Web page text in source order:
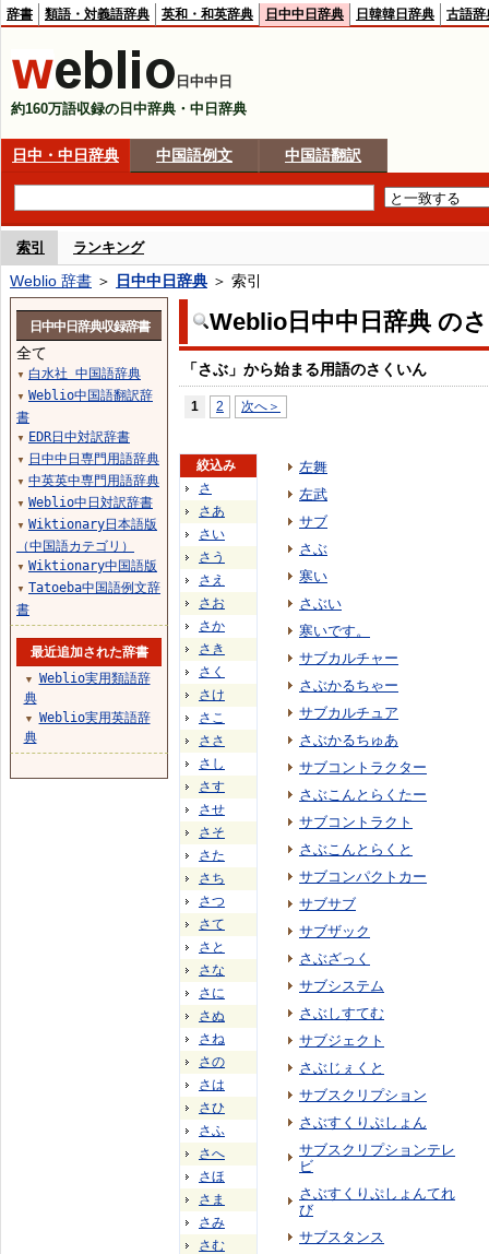
辞書 類語・対義語辞典 英和・和英辞典 日中中日辞典 日韓韓日辞典 古語辞
日中中日
約160万語収録の日中辞典・中日辞典
日中・中日辞典 中国語例文 中国語翻訳
索引 ランキング
Weblio 辞書 ＞ 日中中日辞典 ＞ 索引
Weblio日中中日辞典 の
「さぶ」から始まる用語のさくいん
1 2 次へ＞
絞込み
さ
さあ
さい
さう
さえ
さお
さか
さき
さく
さけ
さこ
ささ
さし
さす
させ
さそ
さた
さち
さつ
さて
さと
さな
さに
さぬ
さね
さの
さは
さひ
さふ
さへ
さほ
さま
さみ
さむ
左舞
左武
サブ
さぶ
寒い
さぶい
寒いです。
サブカルチャー
さぶかるちゃー
サブカルチュア
さぶかるちゅあ
サブコントラクター
さぶこんとらくたー
サブコントラクト
さぶこんとらくと
サブコンパクトカー
サブサブ
サブザック
さぶざっく
サブシステム
さぶしすてむ
サブジェクト
さぶじぇくと
サブスクリプション
さぶすくりぷしょん
サブスクリプションテレ
ビ
さぶすくりぷしょんてれ
び
サブスタンス
日中中日辞典収録辞書
全て
▼ 白水社 中国語辞典
▼ Weblio中国語翻訳辞
書
▼ EDR日中対訳辞書
▼ 日中中日専門用語辞典
▼ 中英英中専門用語辞典
▼ Weblio中日対訳辞書
▼ Wiktionary日本語版
（中国語カテゴリ）
▼ Wiktionary中国語版
▼ Tatoeba中国語例文辞
書
最近追加された辞書
▼
Weblio実用類語辞
典
▼
Weblio実用英語辞
典